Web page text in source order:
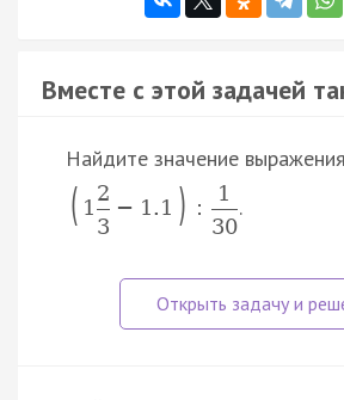
Вместе с этой задачей
Найдите значение выражения
( 1
2
3
− 1.1 ) :
1
30
.